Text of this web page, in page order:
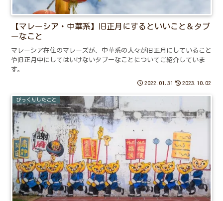
【マレーシア・中華系】旧正月にするといいこと＆タブ
ーなこと
マレーシア在住のマレーズが、中華系の人々が旧正月にしていること
や旧正月中にしてはいけないタブーなことについてご紹介していま
す。
2022.01.31 2023.10.02
びっくりしたこと